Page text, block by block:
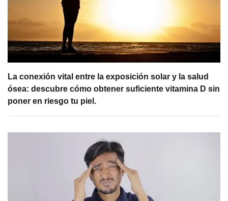
La conexión vital entre la exposición solar y la salud
ósea: descubre cómo obtener suficiente vitamina D sin
poner en riesgo tu piel.